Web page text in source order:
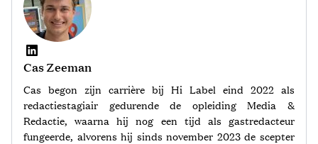
Cas Zeeman
Cas begon zijn carrière bij Hi Label eind 2022 als
redactiestagiair gedurende de opleiding Media &
Redactie, waarna hij nog een tijd als gastredacteur
fungeerde, alvorens hij sinds november 2023 de scepter